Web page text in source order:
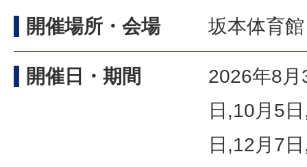
開催場所・会場 坂本体育館
開催日・期間
2026年8
日,10月5
日,12月7